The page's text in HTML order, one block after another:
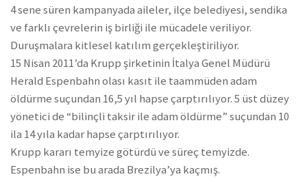
4 sene süren kampanyada aileler, ilçe belediyesi, sendika
ve farklı çevrelerin iş birliği ile mücadele veriliyor.
Duruşmalara kitlesel katılım gerçekleştiriliyor.
15 Nisan 2011’da Krupp şirketinin İtalya Genel Müdürü
Herald Espenbahn olası kasıt ile taammüden adam
öldürme suçundan 16,5 yıl hapse çarptırılıyor. 5 üst düzey
yönetici de “bilinçli taksir ile adam öldürme” suçundan 10
ila 14 yıla kadar hapse çarptırılıyor.
Krupp kararı temyize götürdü ve süreç temyizde.
Espenbahn ise bu arada Brezilya’ya kaçmış.